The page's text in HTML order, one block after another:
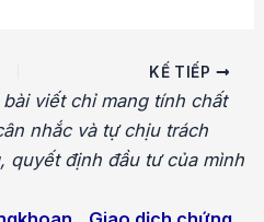
KẾ TIẾP
viết chỉ mang tính chất
nhắc và tự chịu trách
quyết định đầu tư của mình